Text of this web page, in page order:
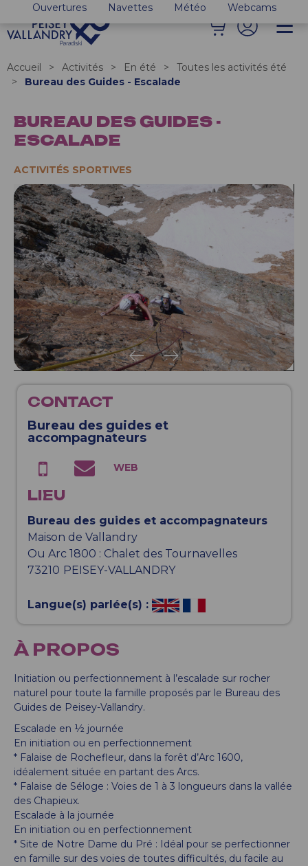
Ouvertures Navettes Météo Webcams
Accueil > Activités > En été >
Toutes les activités été
>
Bureau des Guides - Escalade
BUREAU DES GUIDES -
ESCALADE
ACTIVITÉS SPORTIVES
CONTACT
Bureau des guides et
accompagnateurs
LIEU
Bureau des guides et accompagnateurs
Maison de Vallandry
Ou Arc 1800 : Chalet des Tournavelles
73210 PEISEY-VALLANDRY
Langue(s) parlée(s) :
À PROPOS
Initiation ou perfectionnement à l’escalade sur rocher
naturel pour toute la famille proposés par le Bureau des
Guides de Peisey-Vallandry.
Escalade en ½ journée
En initiation ou en perfectionnement
* Falaise de Rochefleur, dans la forêt d’Arc 1600,
idéalement située en partant des Arcs.
* Falaise de Séloge : Voies de 1 à 3 longueurs dans la vallée
des Chapieux.
Escalade à la journée
En initiation ou en perfectionnement
* Site de Notre Dame du Pré : Idéal pour se perfectionner
en famille sur des voies de toutes difficultés, du facile au